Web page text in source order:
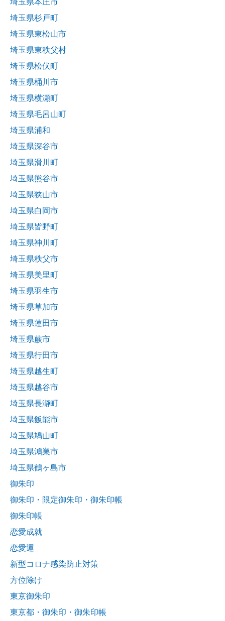
埼玉県杉戸町
埼玉県東松山市
埼玉県東秩父村
埼玉県松伏町
埼玉県桶川市
埼玉県横瀬町
埼玉県毛呂山町
埼玉県浦和
埼玉県深谷市
埼玉県滑川町
埼玉県熊谷市
埼玉県狭山市
埼玉県白岡市
埼玉県皆野町
埼玉県神川町
埼玉県秩父市
埼玉県美里町
埼玉県羽生市
埼玉県草加市
埼玉県蓮田市
埼玉県蕨市
埼玉県行田市
埼玉県越生町
埼玉県越谷市
埼玉県長瀞町
埼玉県飯能市
埼玉県鳩山町
埼玉県鴻巣市
埼玉県鶴ヶ島市
御朱印
御朱印・限定御朱印・御朱印帳
御朱印帳
恋愛成就
恋愛運
新型コロナ感染防止対策
方位除け
東京御朱印
東京都・御朱印・御朱印帳